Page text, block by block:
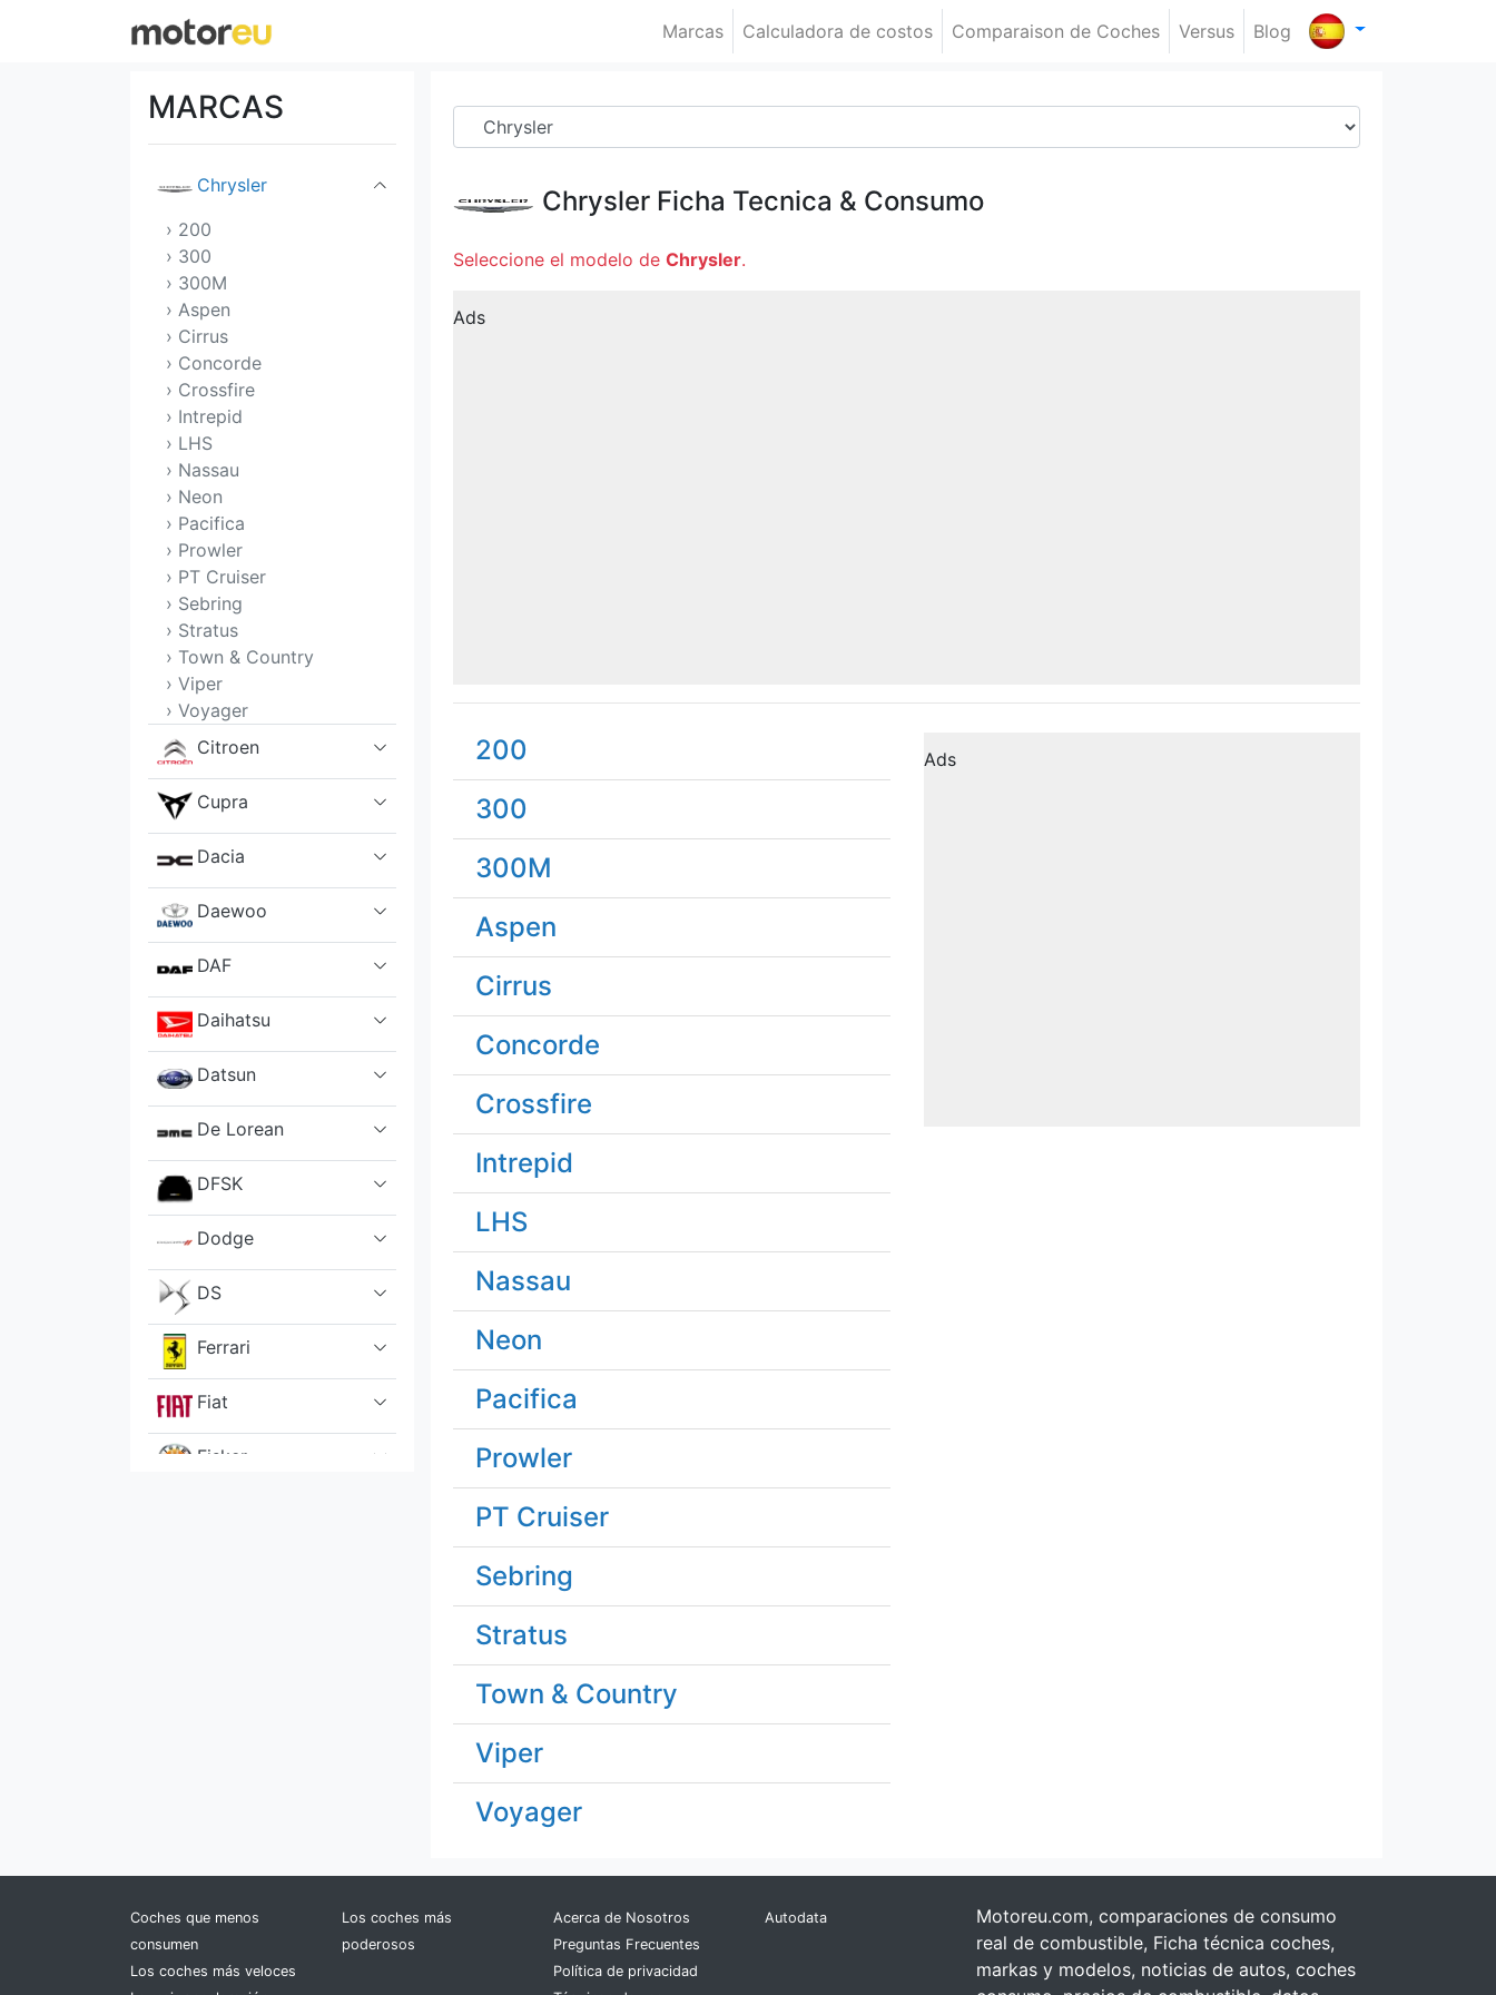
Marcas Calculadora de costos Comparaison de Coches Versus Blog
MARCAS
Cadillac
Chrysler
› 200
› 300
› 300M
› Aspen
› Cirrus
› Concorde
› Crossfire
› Intrepid
› LHS
› Nassau
› Neon
› Pacifica
› Prowler
› PT Cruiser
› Sebring
› Stratus
› Town & Country
› Viper
› Voyager
Citroen
Cupra
Dacia
Daewoo
DAF
Daihatsu
Datsun
De Lorean
DFSK
Dodge
DS
Ferrari
Fiat
Fisker
Hummer
Chrysler Ficha Tecnica & Consumo
Seleccione el modelo de Chrysler.
Ads
200
300
300M
Aspen
Cirrus
Concorde
Crossfire
Intrepid
LHS
Nassau
Neon
Pacifica
Prowler
PT Cruiser
Sebring
Stratus
Town & Country
Viper
Voyager
Ads
Coches que menos
consumen
Los coches más veloces
Los coches más
poderosos
Acerca de Nosotros
Preguntas Frecuentes
Política de privacidad
Autodata
Motoreu.com, comparaciones de consumo
real de combustible, Ficha técnica coches,
markas y modelos, noticias de autos, coches